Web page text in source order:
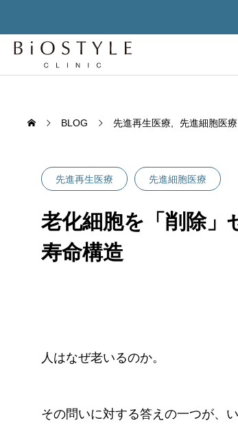
BLOG 先進再生医療 先進細胞医療
先進再生医療 先進細胞医療
老化細胞を「削除」
寿命構造
人はなぜ老いるのか。
その問いに対する答えの一つが、